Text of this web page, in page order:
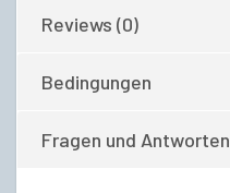
Reviews (0)
Bedingungen
Fragen und Antworten